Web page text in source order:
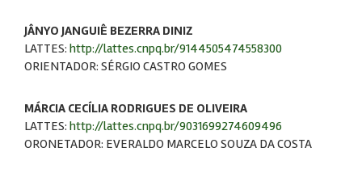
JÂNYO JANGUIÊ BEZERRA DINIZ
LATTES: http://lattes.cnpq.br/9144505474558300
ORIENTADOR: SÉRGIO CASTRO GOMES
MÁRCIA CECÍLIA RODRIGUES DE OLIVEIRA
LATTES: http://lattes.cnpq.br/9031699274609496
ORONETADOR: EVERALDO MARCELO SOUZA DA COSTA